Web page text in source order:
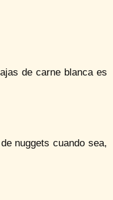
de carne blanca es
nuggets cuando sea,